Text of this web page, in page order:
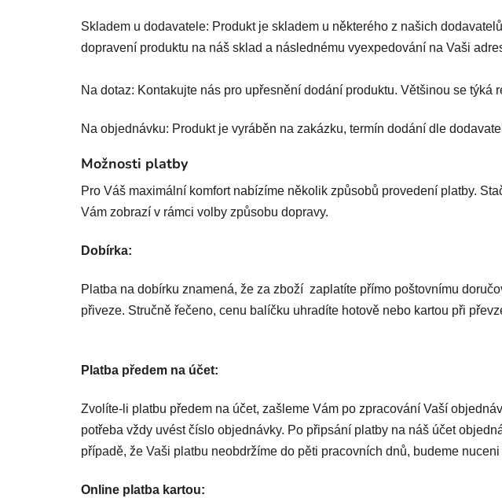
Skladem u dodavatele: Produkt je skladem u některého z našich
dopravení produktu na náš sklad a následnému vyexpedování na Vaši
Na dotaz: Kontakujte nás pro upřesnění dodání produktu. Většinou se
Na objednávku: Produkt je vyráběn na zakázku, termín dodání dle
Možnosti platby
Pro Váš maximální komfort nabízíme několik způsobů provedení platby.
Vám zobrazí v rámci volby způsobu dopravy.
Dobírka:
Platba na dobírku znamená, že za zboží zaplatíte přímo poštovnímu
přiveze. Stručně řečeno, cenu balíčku uhradíte hotově nebo kartou při
Platba předem na účet:
Zvolíte-li platbu předem na účet, zašleme Vám po zpracování Vaší
potřeba vždy uvést číslo objednávky. Po připsání platby na náš účet
případě, že Vaši platbu neobdržíme do pěti pracovních dnů, budeme
Online platba kartou: